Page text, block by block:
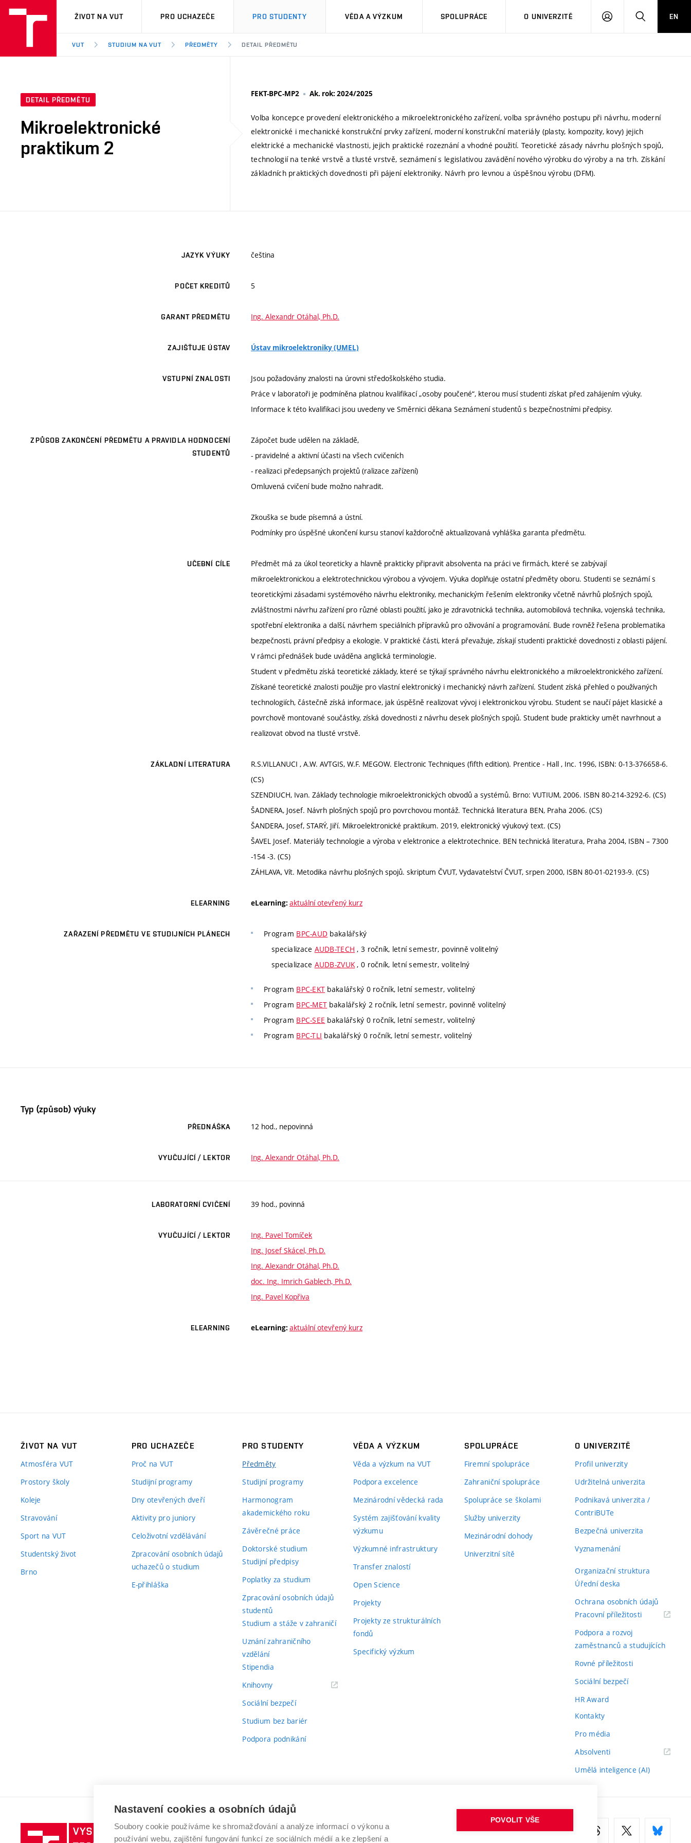
VUT
ŽIVOT NA VUT PRO UCHAZEČE PRO STUDENTY VĚDA A VÝZKUM SPOLUPRÁCE O UNIVERZITĚ
PŘIHLÁSIT HLEDATEN
VUT STUDIUM NA VUT PŘEDMĚTY DETAIL PŘEDMĚTU
DETAIL PŘEDMĚTU
Mikroelektronické
praktikum 2
FEKT-BPC-MP2 Ak. rok: 2024/2025
Volba koncepce provedení elektronického a mikroelektronického zařízení, volba správného postupu při návrhu, moderní
elektronické i mechanické konstrukční prvky zařízení, moderní konstrukční materiály (plasty, kompozity, kovy) jejich
elektrické a mechanické vlastnosti, jejich praktické rozeznání a vhodné použití. Teoretické zásady návrhu plošných spojů,
technologií na tenké vrstvě a tlusté vrstvě, seznámení s legislativou zavádění nového výrobku do výroby a na trh. Získání
základních praktických dovednosti při pájení elektroniky. Návrh pro levnou a úspěšnou výrobu (DFM).
JAZYK VÝUKY čeština
POČET KREDITŮ 5
GARANT PŘEDMĚTU Ing. Alexandr Otáhal, Ph.D.
ZAJIŠŤUJE ÚSTAV Ústav mikroelektroniky (UMEL)
VSTUPNÍ ZNALOSTI
Jsou požadovány znalosti na úrovni středoškolského studia.
Práce v laboratoři je podmíněna platnou kvalifikací „osoby poučené“, kterou musí studenti získat před zahájením výuky.
Informace k této kvalifikaci jsou uvedeny ve Směrnici děkana Seznámení studentů s bezpečnostními předpisy.
ZPŮSOB ZAKONČENÍ PŘEDMĚTU A PRAVIDLA HODNOCENÍ
STUDENTŮ
Zápočet bude udělen na základě,
- pravidelné a aktivní účasti na všech cvičeních
- realizaci předepsaných projektů (ralizace zařízení)
Omluvená cvičení bude možno nahradit.
Zkouška se bude písemná a ústní.
Podmínky pro úspěšné ukončení kursu stanoví každoročně aktualizovaná vyhláška garanta předmětu.
UČEBNÍ CÍLE
Předmět má za úkol teoreticky a hlavně prakticky připravit absolventa na práci ve firmách, které se zabývají
mikroelektronickou a elektrotechnickou výrobou a vývojem. Výuka doplňuje ostatní předměty oboru. Studenti se seznámí s
teoretickými zásadami systémového návrhu elektroniky, mechanickým řešením elektroniky včetně návrhů plošných spojů,
zvláštnostmi návrhu zařízení pro různé oblasti použití, jako je zdravotnická technika, automobilová technika, vojenská technika,
spotřební elektronika a další, návrhem speciálních přípravků pro oživování a programování. Bude rovněž řešena problematika
bezpečnosti, právní předpisy a ekologie. V praktické části, která převažuje, získají studenti praktické dovednosti z oblasti pájení.
V rámci přednášek bude uváděna anglická terminologie.
Student v předmětu získá teoretické základy, které se týkají správného návrhu elektronického a mikroelektronického zařízení.
Získané teoretické znalosti použije pro vlastní elektronický i mechanický návrh zařízení. Student získá přehled o používaných
technologiích, částečně získá informace, jak úspěšně realizovat vývoj i elektronickou výrobu. Student se naučí pájet klasické a
povrchově montované součástky, získá dovednosti z návrhu desek plošných spojů. Student bude prakticky umět navrhnout a
realizovat obvod na tlusté vrstvě.
ZÁKLADNÍ LITERATURA
R.S.VILLANUCI , A.W. AVTGIS, W.F. MEGOW. Electronic Techniques (fifth edition). Prentice - Hall , Inc. 1996, ISBN: 0-13-376658-6.
(CS)
SZENDIUCH, Ivan. Základy technologie mikroelektronických obvodů a systémů. Brno: VUTIUM, 2006. ISBN 80-214-3292-6. (CS)
ŠADNERA, Josef. Návrh plošných spojů pro povrchovou montáž. Technická literatura BEN, Praha 2006. (CS)
ŠANDERA, Josef, STARÝ, Jiří. Mikroelektronické praktikum. 2019, elektronický výukový text. (CS)
ŠAVEL Josef. Materiály technologie a výroba v elektronice a elektrotechnice. BEN technická literatura, Praha 2004, ISBN – 7300
-154 -3. (CS)
ZÁHLAVA, Vít. Metodika návrhu plošných spojů. skriptum ČVUT, Vydavatelství ČVUT, srpen 2000, ISBN 80-01-02193-9. (CS)
ELEARNING eLearning: aktuální otevřený kurz
ZAŘAZENÍ PŘEDMĚTU VE STUDIJNÍCH PLÁNECH Program BPC-AUD bakalářský
specializace AUDB-TECH , 3 ročník, letní semestr, povinně volitelný
specializace AUDB-ZVUK, 0 ročník, letní semestr, volitelný
Program BPC-EKT bakalářský 0 ročník, letní semestr, volitelný
Program BPC-MET bakalářský 2 ročník, letní semestr, povinně volitelný
Program BPC-SEE bakalářský 0 ročník, letní semestr, volitelný
Program BPC-TLI bakalářský 0 ročník, letní semestr, volitelný
Typ (způsob) výuky
PŘEDNÁŠKA 12 hod., nepovinná
VYUČUJÍCÍ / LEKTOR Ing. Alexandr Otáhal, Ph.D.
LABORATORNÍ CVIČENÍ 39 hod., povinná
VYUČUJÍCÍ / LEKTOR
Ing. Pavel Tomíček
Ing. Josef Skácel, Ph.D.
Ing. Alexandr Otáhal, Ph.D.
doc. Ing. Imrich Gablech, Ph.D.
Ing. Pavel Kopřiva
ELEARNING eLearning: aktuální otevřený kurz
ŽIVOT NA VUT
Atmosféra VUT
Prostory školy
Koleje
Stravování
Sport na VUT
Studentský život
Brno
PRO UCHAZEČE
Proč na VUT
Studijní programy
Dny otevřených dveří
Aktivity pro juniory
Celoživotní vzdělávání
Zpracování osobních údajů
uchazečů o studium
E-přihláška
PRO STUDENTY
Předměty
Studijní programy
Harmonogram
akademického roku
Závěrečné práce
Doktorské studium
Studijní předpisy
Poplatky za studium
Zpracování osobních údajů
studentů
Studium a stáže v zahraničí
Uznání zahraničního
vzdělání
Stipendia
Knihovny(externí
Sociální bezpečí
Studium bez bariér
Podpora podnikání
VĚDA A VÝZKUM
Věda a výzkum na VUT
Podpora excelence
Mezinárodní vědecká rada
Systém zajišťování kvality
výzkumu
Výzkumné infrastruktury
Transfer znalostí
Open Science
Projekty
Projekty ze strukturálních
fondů
Specifický výzkum
SPOLUPRÁCE
Firemní spolupráce
Zahraniční spolupráce
Spolupráce se školami
Služby univerzity
Mezinárodní dohody
Univerzitní sítě
O UNIVERZITĚ
Profil univerzity
Udržitelná univerzita
Podnikavá univerzita /
ContriBUTe
Bezpečná univerzita
Vyznamenání
Organizační struktura
Úřední deska
Ochrana osobních údajů
Pracovní příležitosti(externí
Podpora a rozvoj
zaměstnanců a studujících
Rovné příležitosti
Sociální bezpečí
HR Award
Kontakty
Pro média
Absolventi(externí
Umělá inteligence (AI)
Vysoké
VYSOKÉ UČENÍ TECHNICKÉ V BRNĚ
Nastavení cookies a osobních údajů
Soubory cookie používáme ke shromažďování a analýze informací o výkonu a
používání webu, zajištění fungování funkcí ze sociálních médií a ke zlepšení a
POVOLIT VŠE